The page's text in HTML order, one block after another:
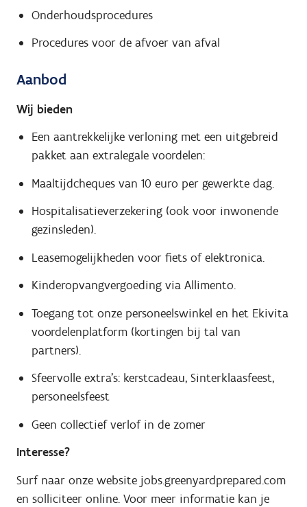
Onderhoudsprocedures
Procedures voor de afvoer van afval
Aanbod
Wij bieden
Een aantrekkelijke verloning met een uitgebreid
pakket aan extralegale voordelen:
Maaltijdcheques van 10 euro per gewerkte dag.
Hospitalisatieverzekering (ook voor inwonende
gezinsleden).
Leasemogelijkheden voor fiets of elektronica.
Kinderopvangvergoeding via Allimento.
Toegang tot onze personeelswinkel en het Ekivita
voordelenplatform (kortingen bij tal van
partners).
Sfeervolle extra's: kerstcadeau, Sinterklaasfeest,
personeelsfeest
Geen collectief verlof in de zomer
Interesse?
Surf naar onze website jobs.greenyardprepared.com
en solliciteer online. Voor meer informatie kan je